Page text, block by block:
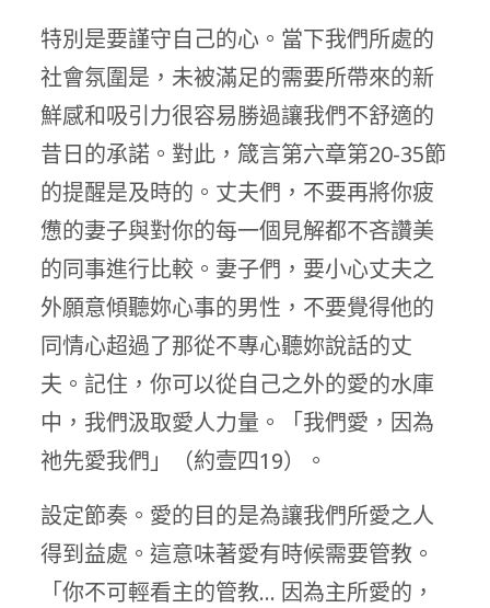
特別是要謹守自己的心。當下我們所處的
社會氛圍是，未被滿足的需要所帶來的新
鮮感和吸引力很容易勝過讓我們不舒適的
昔日的承諾。對此，箴言第六章第20-35節
的提醒是及時的。丈夫們，不要再將你疲
憊的妻子與對你的每一個見解都不吝讚美
的同事進行比較。妻子們，要小心丈夫之
外願意傾聽妳心事的男性，不要覺得他的
同情心超過了那從不專心聽妳說話的丈
夫。記住，你可以從自己之外的愛的水庫
中，我們汲取愛人力量。「我們愛，因為
祂先愛我們」（約壹四19）。
設定節奏。愛的目的是為讓我們所愛之人
得到益處。這意味著愛有時候需要管教。
「你不可輕看主的管教… 因為主所愛的，